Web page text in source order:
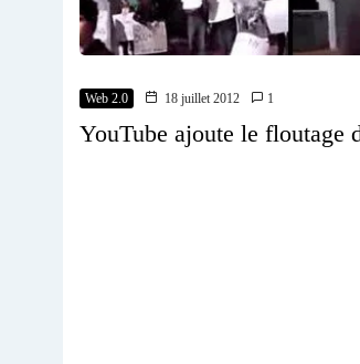
Web 2.0 18 juillet 2012 1
YouTube ajoute le floutage